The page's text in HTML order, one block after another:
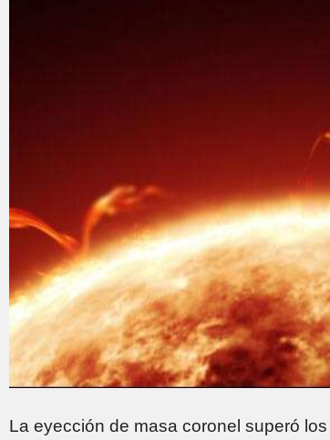
La eyección de masa coronel superó los